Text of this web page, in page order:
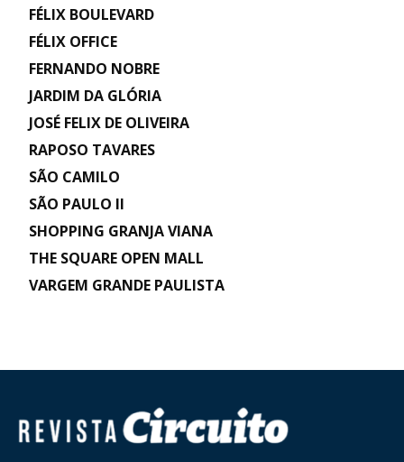
FÉLIX BOULEVARD
FÉLIX OFFICE
FERNANDO NOBRE
JARDIM DA GLÓRIA
JOSÉ FELIX DE OLIVEIRA
RAPOSO TAVARES
SÃO CAMILO
SÃO PAULO II
SHOPPING GRANJA VIANA
THE SQUARE OPEN MALL
VARGEM GRANDE PAULISTA